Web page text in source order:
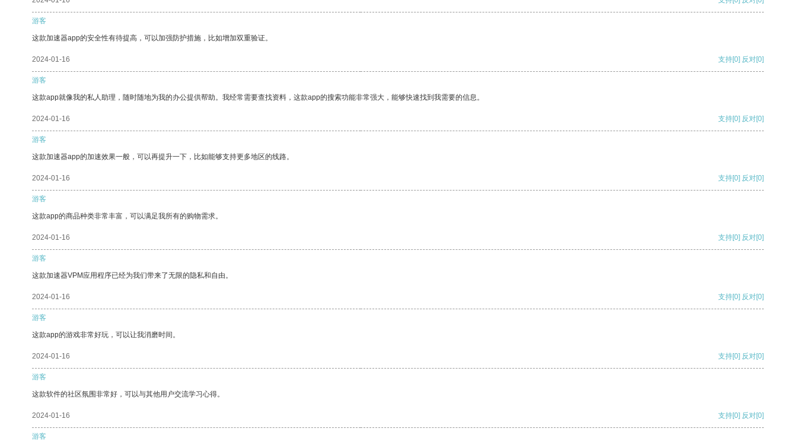
游客
这款加速器app的安全性有待提高，可以加强防护措施，比如增加双重验证。
2024-01-16 支持[0] 反对[0]
游客
这款app就像我的私人助理，随时随地为我的办公提供帮助。我经常需要查找资料，这款app的搜索功能非常强大，能够快速找到我需要的信息。
2024-01-16 支持[0] 反对[0]
游客
这款加速器app的加速效果一般，可以再提升一下，比如能够支持更多地区的线路。
2024-01-16 支持[0] 反对[0]
游客
这款app的商品种类非常丰富，可以满足我所有的购物需求。
2024-01-16 支持[0] 反对[0]
游客
这款加速器VPM应用程序已经为我们带来了无限的隐私和自由。
2024-01-16 支持[0] 反对[0]
游客
这款app的游戏非常好玩，可以让我消磨时间。
2024-01-16 支持[0] 反对[0]
游客
这款软件的社区氛围非常好，可以与其他用户交流学习心得。
2024-01-16 支持[0] 反对[0]
游客